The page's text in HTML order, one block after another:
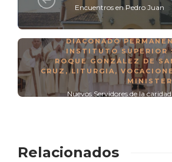
Encuentros en Pedro Juan
ACTIVIDADES Y
DIACONADO
INSTITUTO SUPERIOR
ROQUE GONZÁLEZ DE
CRUZ ,LITURGIA,
Nuevos Servidores de la
Relacionados